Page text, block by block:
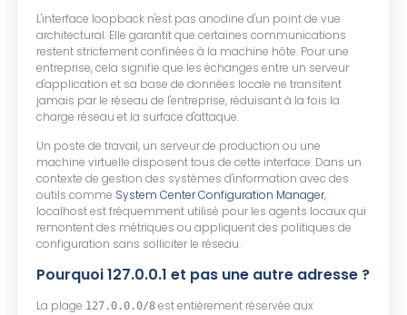
L'interface loopback n'est pas anodine d'un point de vue
architectural. Elle garantit que certaines communications
restent strictement confinées à la machine hôte. Pour une
entreprise, cela signifie que les échanges entre un serveur
d'application et sa base de données locale ne transitent
jamais par le réseau de l'entreprise, réduisant à la fois la
charge réseau et la surface d'attaque.
Un poste de travail, un serveur de production ou une
machine virtuelle disposent tous de cette interface. Dans un
contexte de gestion des systèmes d'information avec des
outils comme System Center Configuration Manager,
localhost est fréquemment utilisé pour les agents locaux qui
remontent des métriques ou appliquent des politiques de
configuration sans solliciter le réseau.
Pourquoi 127.0.0.1 et pas une autre adresse ?
La plage 127.0.0.0/8 est entièrement réservée aux